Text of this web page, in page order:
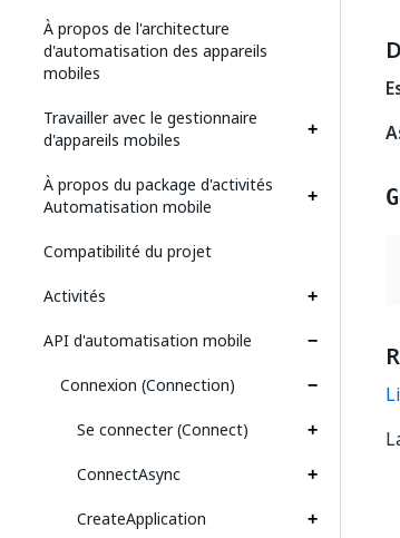
À propos de l'architecture
d'automatisation des appareils
mobiles
Travailler avec le gestionnaire
d'appareils mobiles
À propos du package d'activités
Automatisation mobile
Compatibilité du projet
Activités
API d'automatisation mobile
Connexion (Connection)
Se connecter (Connect)
ConnectAsync
CreateApplication